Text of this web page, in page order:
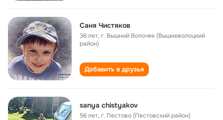
Саня Чистяков
36 лет,г. Вышний Волочек (Вышневолоцкий
район)
Добавить в друзья
sanya chistyakov
56 лет,г. Пестово (Пестовский район)